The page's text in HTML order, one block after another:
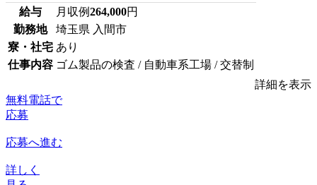
給与 月収例264,000円
勤務地
埼玉県 入間市
寮・社宅 あり
仕事内容 ゴム製品の検査 / 自動車系工場 / 交替制
詳細を表示
無料電話で
応募
応募へ進む
詳しく